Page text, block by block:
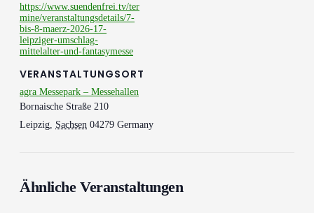
https://www.suendenfrei.tv/ter
mine/veranstaltungsdetails/7-
bis-8-maerz-2026-17-
leipziger-umschlag-
mittelalter-und-fantasymesse
VERANSTALTUNGSORT
agra Messepark – Messehallen
Bornaische Straße 210
Leipzig, Sachsen 04279 Germany
Ähnliche Veranstaltungen